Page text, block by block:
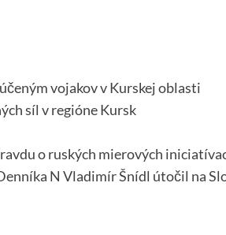
vojakov v Kurskej oblasti
síl v regióne Kursk
o ruských mierových
N Vladimír Šnídl útočil na